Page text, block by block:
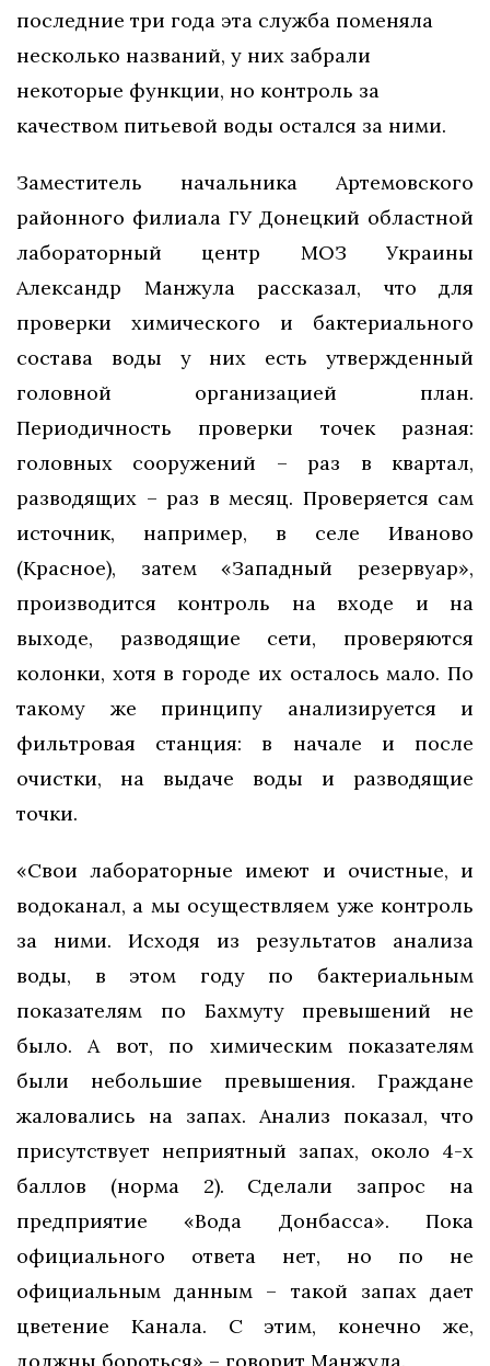
последние три года эта служба поменяла
несколько названий, у них забрали
некоторые функции, но контроль за
качеством питьевой воды остался за ними.
Заместитель начальника Артемовского
районного филиала ГУ Донецкий областной
лабораторный центр МОЗ Украины
Александр Манжула рассказал, что для
проверки химического и бактериального
состава воды у них есть утвержденный
головной организацией план.
Периодичность проверки точек разная:
головных сооружений – раз в квартал,
разводящих – раз в месяц. Проверяется сам
источник, например, в селе Иваново
(Красное), затем «Западный резервуар»,
производится контроль на входе и на
выходе, разводящие сети, проверяются
колонки, хотя в городе их осталось мало. По
такому же принципу анализируется и
фильтровая станция: в начале и после
очистки, на выдаче воды и разводящие
точки.
«Свои лабораторные имеют и очистные, и
водоканал, а мы осуществляем уже контроль
за ними. Исходя из результатов анализа
воды, в этом году по бактериальным
показателям по Бахмуту превышений не
было. А вот, по химическим показателям
были небольшие превышения. Граждане
жаловались на запах. Анализ показал, что
присутствует неприятный запах, около 4-х
баллов (норма 2). Сделали запрос на
предприятие «Вода Донбасса». Пока
официального ответа нет, но по не
официальным данным – такой запах дает
цветение Канала. С этим, конечно же,